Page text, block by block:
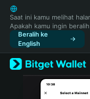
English
日本語
Tiếng Việt
Русский
Español (Latinoamérica)
Türkçe
Italiano
Saat ini kamu melihat
Apakah kamu ingin
Beralih ke
English